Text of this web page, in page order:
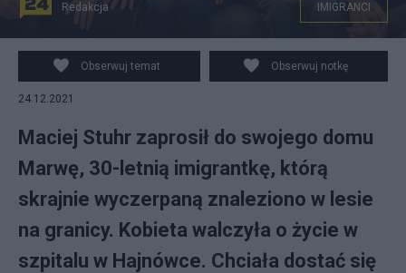
Maciej Stuhr z rodziną w towarzystwie Marwy z
rodzicami, fot. Instagram
Redakcja IMIGRANCI
Obserwuj temat Obserwuj notkę
24.12.2021
Maciej Stuhr zaprosił do swojego domu
Marwę, 30-letnią imigrantkę, którą
skrajnie wyczerpaną znaleziono w lesie
na granicy. Kobieta walczyła o życie w
szpitalu w Hajnówce. Chciała dostać się